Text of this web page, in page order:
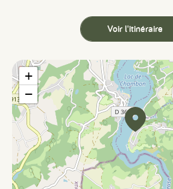
Voir l'itinéraire
+
−